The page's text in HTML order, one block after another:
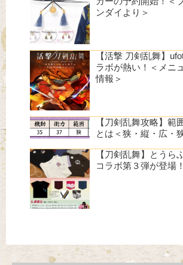
ンダイより＞
【活撃 刀剣乱舞】
ラボが熱い！＜メニ
情報＞
【刀剣乱舞攻略】範
とは＜狭・縦・広・
【刀剣乱舞】とうら
コラボ第３弾が登場！